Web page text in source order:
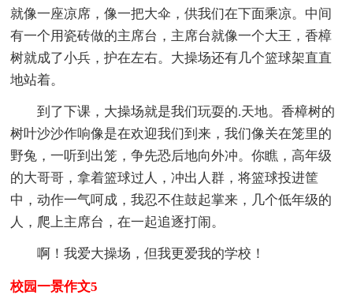
就像一座凉席，像一把大伞，供我们在下面乘凉。中间
有一个用瓷砖做的主席台，主席台就像一个大王，香樟
树就成了小兵，护在左右。大操场还有几个篮球架直直
地站着。
到了下课，大操场就是我们玩耍的.天地。香樟树的
树叶沙沙作响像是在欢迎我们到来，我们像关在笼里的
野兔，一听到出笼，争先恐后地向外冲。你瞧，高年级
的大哥哥，拿着篮球过人，冲出人群，将篮球投进筐
中，动作一气呵成，我忍不住鼓起掌来，几个低年级的
人，爬上主席台，在一起追逐打闹。
啊！我爱大操场，但我更爱我的学校！
校园一景作文5